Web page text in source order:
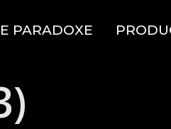
PARADOXE